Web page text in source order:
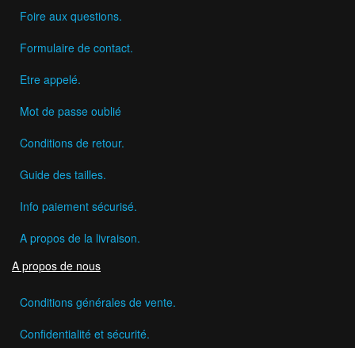
Foire aux questions.
Formulaire de contact.
Etre appelé.
Mot de passe oublié
Conditions de retour.
Guide des tailles.
Info paiement sécurisé.
A propos de la livraison.
A propos de nous
Conditions générales de vente.
Confidentialité et sécurité.